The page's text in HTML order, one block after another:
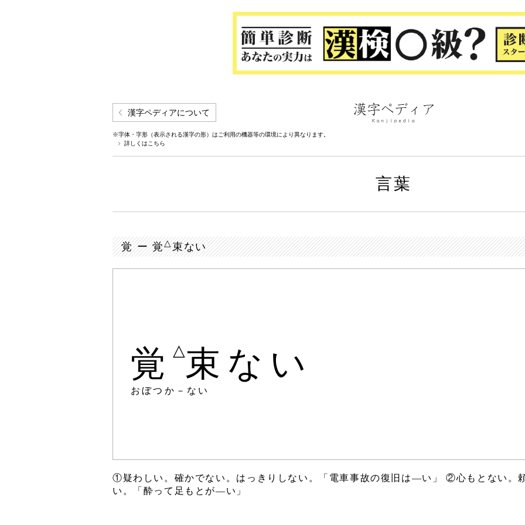
漢字ペディアについて
※字体・字形（表示される漢字の形）はご利用の機器等の環境により異なります。
詳しくはこちら
言葉
覚 ー 覚△束ない
覚 △束ない
おぼつか－ない
①疑わしい。確かでない。はっきりしない。「電車事故の復旧は―い」 ②心もとない。
い。「酔って足もとが―い」